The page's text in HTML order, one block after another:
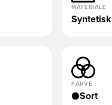
MATERIALE
Syntetisk
FARVE
Sort